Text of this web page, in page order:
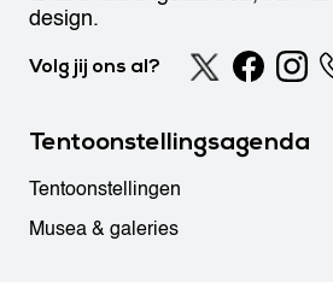
design.
Volg jij ons al?
Tentoonstellingsagenda
Tentoonstellingen
Musea & galeries